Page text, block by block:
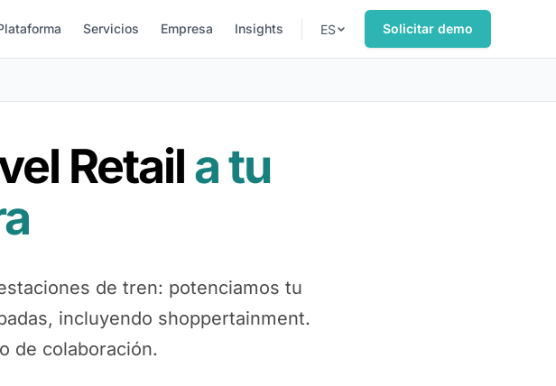
Servicios Empresa Insights ES Solicitar demo
Retaila tu
de tren: potenciamos tu
incluyendo shoppertainment.
de colaboración.